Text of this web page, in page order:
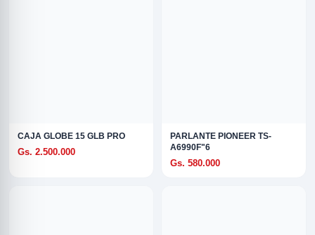
CAJA GLOBE 15 GLB PRO
Gs. 2.500.000
PARLANTE PIONEER TS-
A6990F"6
Gs. 580.000